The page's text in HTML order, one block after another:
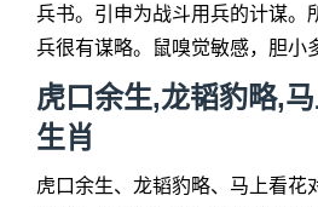
兵书。引申为战斗用兵的计谋。
兵很有谋略。鼠嗅觉敏感，胆小
虎口余生,龙韬豹略,
生肖
虎口余生、龙韬豹略、马上看花